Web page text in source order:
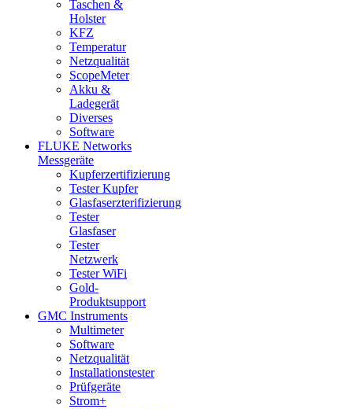
Taschen &
Holster
KFZ
Temperatur
Netzqualität
ScopeMeter
Akku &
Ladegerät
Diverses
Software
FLUKE Networks
Messgeräte
Kupferzertifizierung
Tester Kupfer
Glasfaserzterifizierung
Tester
Glasfaser
Tester
Netzwerk
Tester WiFi
Gold-
Produktsupport
GMC Instruments
Multimeter
Software
Netzqualität
Installationstester
Prüfgeräte
Strom+